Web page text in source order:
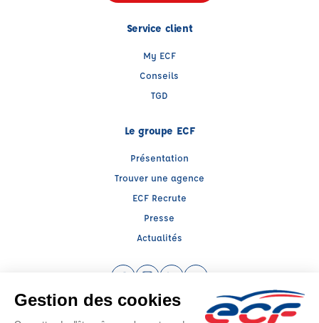
Service client
My ECF
Conseils
TGD
Le groupe ECF
Présentation
Trouver une agence
ECF Recrute
Presse
Actualités
Facebook (nouvelle fenêtre)
Instagram (nouvelle fenêtre)
LinkedIn (nouvelle fenêtre)
YouTube (nouvelle
Raison sociale : ECF CER CENTRE ATLANTIQUE - Capital social: 2500000€